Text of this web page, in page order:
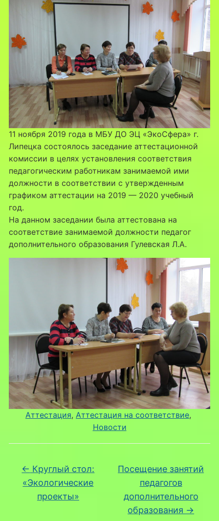
11 ноября 2019 года в МБУ ДО ЭЦ «ЭкоСфера» г.
Липецка состоялось заседание аттестационной
комиссии в целях установления соответствия
педагогическим работникам занимаемой ими
должности в соответствии с утвержденным
графиком аттестации на 2019 — 2020 учебный
год.
На данном заседании была аттестована на
соответствие занимаемой должности педагог
дополнительного образования Гулевская Л.А.
Аттестация, Аттестация на соответствие
Новости
← Круглый стол:
«Экологические
проекты»
Посещение занятий
педагогов
дополнительного
образования →